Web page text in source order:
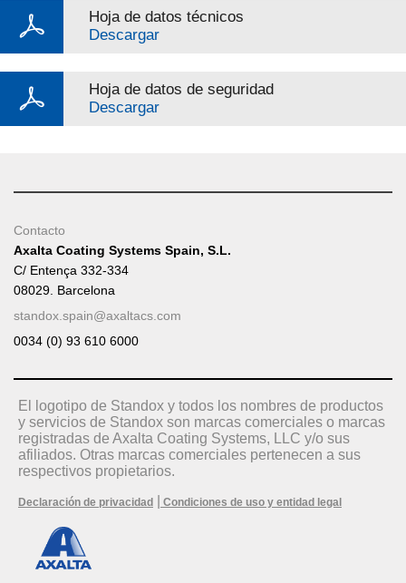
Hoja de datos técnicos
Descargar
Hoja de datos de seguridad
Descargar
Contacto
Axalta Coating Systems Spain, S.L.
C/ Entença 332-334
08029. Barcelona
standox.spain@axaltacs.com
0034 (0) 93 610 6000
El logotipo de Standox y todos los nombres de productos
y servicios de Standox son marcas comerciales o marcas
registradas de Axalta Coating Systems, LLC y/o sus
afiliados. Otras marcas comerciales pertenecen a sus
respectivos propietarios.
Declaración de privacidad Condiciones de uso y entidad legal